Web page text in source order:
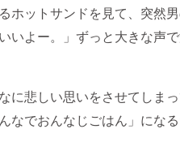
ホットサンドを見て、突然男
いよー。」ずっと大きな声で
に悲しい思いをさせてしま
なでおんなじごはん」にな